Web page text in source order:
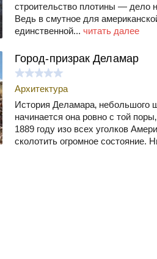
строительство плотины — дело
Ведь в смутное для
единственной... читать далее
Город-призрак Деламар
Архитектура
История Деламара‚ небольшого
начинается она ровно с той
1889 году изо всех уголков
сколотить огромное состояние.